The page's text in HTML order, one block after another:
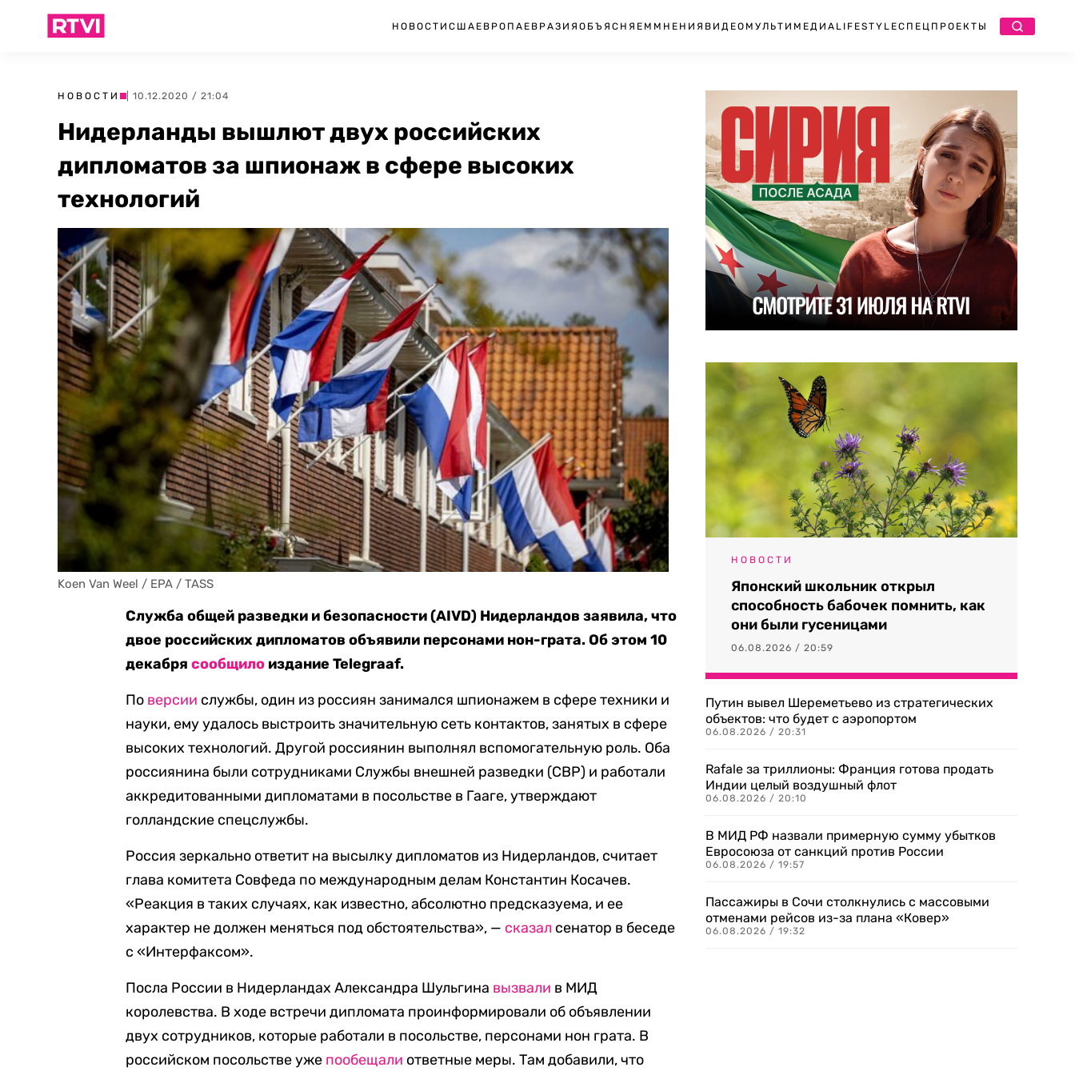
НОВОСТИ США ЕВРОПА ЕВРАЗИЯ ОБЪЯСНЯЕМ МНЕНИЯ ВИДЕО МУЛЬТИМЕДИА LIFESTYLEСПЕЦПРОЕКТЫ
НОВОСТИ | 10.12.2020 / 21:04
Нидерланды вышлют двух российских
дипломатов за шпионаж в сфере высоких
технологий
Koen Van Weel / EPA / TASS
Служба общей разведки и безопасности (AIVD) Нидерландов заявила, что
двое российских дипломатов объявили персонами нон-грата. Об этом 10
декабрясообщило издание Telegraaf.
По версии службы, один из россиян занимался шпионажем в сфере техники и
науки, ему удалось выстроить значительную сеть контактов, занятых в сфере
высоких технологий. Другой россиянин выполнял вспомогательную роль. Оба
россиянина были сотрудниками Службы внешней разведки (СВР) и работали
аккредитованными дипломатами в посольстве в Гааге, утверждают
голландские спецслужбы.
Россия зеркально ответит на высылку дипломатов из Нидерландов, считает
глава комитета Совфеда по международным делам Константин Косачев.
«Реакция в таких случаях, как известно, абсолютно предсказуема, и ее
характер не должен меняться под обстоятельства», — сказал сенатор в беседе
с «Интерфаксом».
Посла России в Нидерландах Александра Шульгина вызвали в МИД
королевства. В ходе встречи дипломата проинформировали об объявлении
двух сотрудников, которые работали в посольстве, персонами нон грата. В
российском посольстве уже пообещали ответные меры. Там добавили, что
НОВОСТИ
Японский школьник открыл
способность бабочек помнить, как
они были гусеницами
06.08.2026 / 20:59
Путин вывел Шереметьево из стратегических
объектов: что будет с аэропортом
06.08.2026 / 20:31
Rafale за триллионы: Франция готова продать
Индии целый воздушный флот
06.08.2026 / 20:10
В МИД РФ назвали примерную сумму убытков
Евросоюза от санкций против России
06.08.2026 / 19:57
Пассажиры в Сочи столкнулись с массовыми
отменами рейсов из-за плана «Ковер»
06.08.2026 / 19:32